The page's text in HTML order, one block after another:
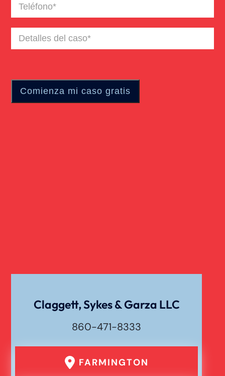
Detalles
del
Claggett, Sykes & Garza LLC
860-471-8333
FARMINGTON